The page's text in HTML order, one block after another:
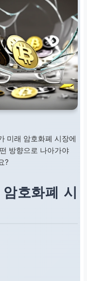
을 한 곳에 집중
, 여러 자산에 나
하여 위험을 분
이 중요합니다.
해
자하는 자산에
자를 보류하는
합니다.
미래 암호화폐 시장에
방향으로 나아가야
?
호화폐 시